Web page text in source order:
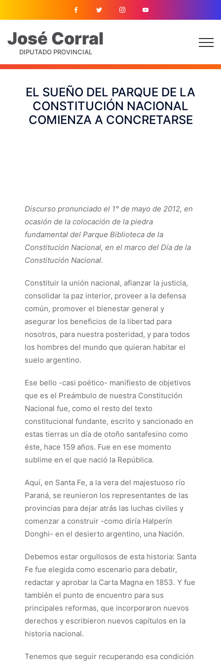
José Corral
DIPUTADO PROVINCIAL
EL SUEÑO DEL PARQUE DE LA
CONSTITUCIÓN NACIONAL
COMIENZA A CONCRETARSE
Discurso pronunciado el 1° de mayo de 2012, en
ocasión de la colocación de la piedra
fundamental del Parque Biblioteca de la
Constitución Nacional, en el marco del Día de la
Constitución Nacional.
Constituir la unión nacional, afianzar la justicia,
consolidar la paz interior, proveer a la defensa
común, promover el bienestar general y
asegurar los beneficios de la libertad para
nosotros, para nuestra posteridad, y para todos
los hombres del mundo que quieran habitar el
suelo argentino.
Ese bello -casi poético- manifiesto de objetivos
que es el Preámbulo de nuestra Constitución
Nacional fue, como el resto del texto
constitucional fundante, escrito y sancionado en
estas tierras un día de otoño santafesino como
éste, hace 159 años. Fue en ese momento
sublime en el que nació la República.
Aquí, en Santa Fe, a la vera del majestuoso río
Paraná, se reunieron los representantes de las
provincias para dejar atrás las luchas civiles y
comenzar a construir -como diría Halperín
Donghi- en el desierto argentino, una Nación.
Debemos estar orgullosos de esta historia: Santa
Fe fue elegida como escenario para debatir,
redactar y aprobar la Carta Magna en 1853. Y fue
también el punto de encuentro para sus
principales reformas, que incorporaron nuevos
derechos y escribieron nuevos capítulos en la
historia nacional.
Tenemos que seguir recuperando esa condición